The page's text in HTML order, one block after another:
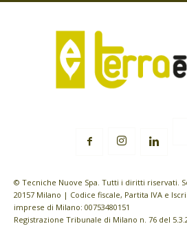
© Tecniche Nuove Spa. Tutti i diritti riservati.
20157 Milano | Codice fiscale, Partita IVA e
imprese di Milano: 00753480151
Registrazione Tribunale di Milano n. 76 del